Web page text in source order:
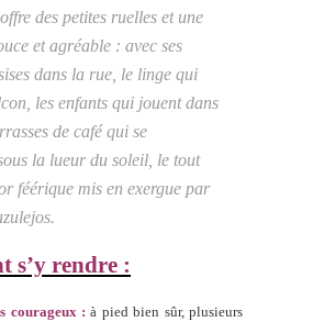
des petites ruelles et une
et agréable : avec ses
dans la rue, le linge qui
les enfants qui jouent dans
de café qui se
la lueur du soleil, le tout
féérique mis en exergue par
s’y rendre :
courageux : à pied bien sûr, plusieurs